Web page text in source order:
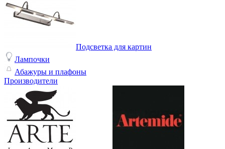
Подсветка для картин
Лампочки
Абажуры и плафоны
Производители